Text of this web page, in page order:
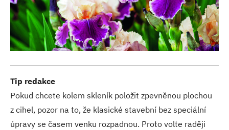
Tip redakce
Pokud chcete kolem skleník položit zpevněnou plochou
z cihel, pozor na to, že klasické stavební bez speciální
úpravy se časem venku rozpadnou. Proto volte raději